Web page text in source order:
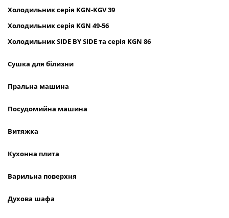
Холодильник серія KGN-KGV39
Холодильник серія KGN 49-56
ХолодильникSIDE BYSIDEта серія KGN 86
Сушка для білизни
Пральна машина
Посудомийна машина
Витяжка
Кухонна плита
Варильна поверхня
Духова шафа